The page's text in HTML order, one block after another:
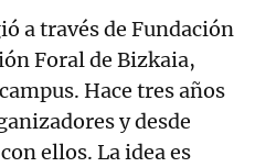
a través de Fundación
Foral de Bizkaia,
Hace tres años
y desde
ellos. La idea es